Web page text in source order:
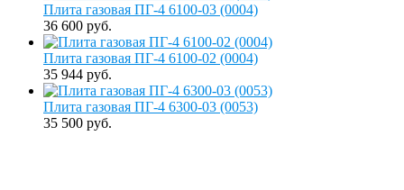
Плита газовая ПГ-4 6100-03 (0004)
36 600 руб.
Плита газовая ПГ-4 6100-02 (0004)
35 944 руб.
Плита газовая ПГ-4 6300-03 (0053)
35 500 руб.